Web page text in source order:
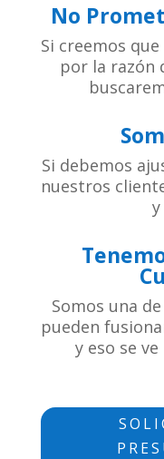
No
Si creemos
por la razón
Si debemos
nuestros
Somos una
pueden
y eso se